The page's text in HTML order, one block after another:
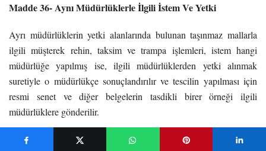
Madde 36- Aynı Müdürlüklerle İlgili İstem Ve Yetki
Ayrı müdürlüklerin yetki alanlarında bulunan taşınmaz mallarla
ilgili müşterek rehin, taksim ve trampa işlemleri, istem hangi
müdürlüğe yapılmış ise, ilgili müdürlüklerden yetki alınmak
suretiyle o müdürlükçe sonuçlandırılır ve tescilin yapılması için
resmi senet ve diğer belgelerin tasdikli birer örneği ilgili
müdürlüklere gönderilir.
Madde 37- İşçi Ve Yüklenici İpoteğinin Tescili